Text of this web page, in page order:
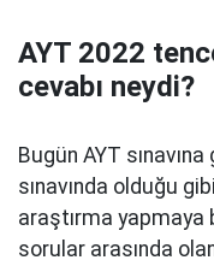
AYT 2022
cevabı neydi?
Bugün AYT
sınavında olduğu
araştırma yapmaya
sorular arasında